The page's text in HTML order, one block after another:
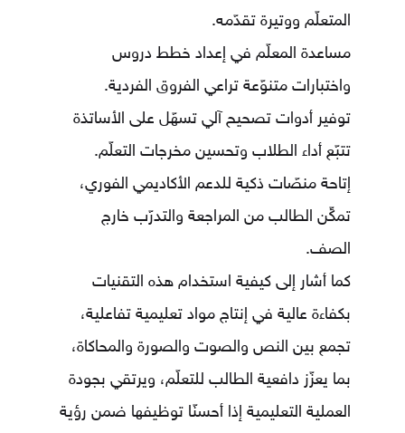
المتعلّم ووتيرة تقدّمه.
مساعدة المعلّم في إعداد خطط دروس
واختبارات متنوّعة تراعي الفروق الفردية.
توفير أدوات تصحيح آلي تسهّل على الأساتذة
تتبّع أداء الطلاب وتحسين مخرجات التعلّم.
إتاحة منصّات ذكية للدعم الأكاديمي الفوري،
تمكِّن الطالب من المراجعة والتدرّب خارج
الصف.
كما أشار إلى كيفية استخدام هذه التقنيات
بكفاءة عالية في إنتاج مواد تعليمية تفاعلية،
تجمع بين النص والصوت والصورة والمحاكاة،
بما يعزّز دافعية الطالب للتعلّم، ويرتقي بجودة
العملية التعليمية إذا أحسنّا توظيفها ضمن رؤية